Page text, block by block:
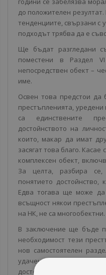
до положителен
тенденциите, свързани с
подходът трябва да е
Ще бъдат разгледани
поместени в Раздел
непосредствен обект –
име.
Освен това предстои да
престъпленията, уредени
са единствените
достойнството на
които, макар да имат
засягат това благо.
комплексен обект,
За целта, разбира
понятието достойнство,
Едва тогава ще може
всъщност някои
на НК, не са многообектни.
В заключение ще бъде
необходимост тези
нов самостоятелен
удачен с оглед
достойнство. Ще